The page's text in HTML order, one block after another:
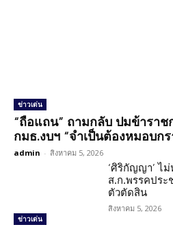
ข่าวเด่น
“ถือแถน” ถามกลับ ปมข้าราช
กมธ.งบฯ “จำเป็นต้องหมอบก
admin - สิงหาคม 5, 2026
ข่าวเด่น
‘ศิริกัญญา’ ไ
ส.ก.พรรคประ
ตัวตัดสิน
สิงหาคม 5, 2026